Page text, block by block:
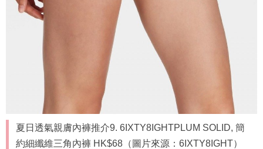
夏日透氣親膚內褲推介9. 6IXTY8IGHTPLUM SOLID, 簡
約細纖維三角內褲 HK$68（圖片來源：6IXTY8IGHT）